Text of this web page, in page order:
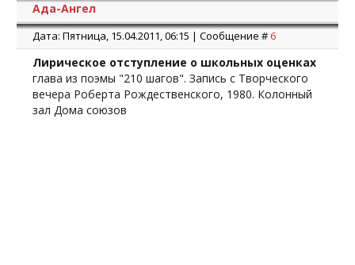
Ада-Ангел
Дата: Пятница, 15.04.2011, 06:15 | Сообщение # 6
Лирическое отступление о школьных оценках
глава из поэмы "210 шагов". Запись с Творческого
вечера Роберта Рождественского, 1980. Колонный
зал Дома союзов